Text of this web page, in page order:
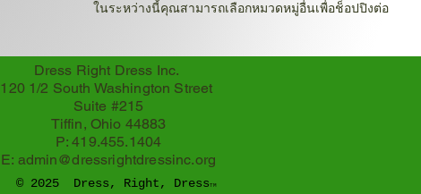
ในระหว่างนี้คุณสามารถเลือกหมวดหมู่อื่นเพื่อช็อปปิงต่อ
Dress Right Dress Inc.
120 1/2 South Washington Street
Suite #215
Tiffin, Ohio 44883
P: 419.455.1404
E: admin@dressrightdressinc.org
© 2025 Dress, Right, DressTM